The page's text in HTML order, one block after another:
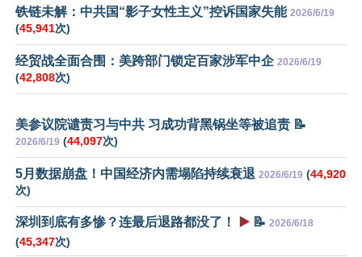
铁链未解：中共国“影子女性主义”控诉国家失能 2026/6/19
(45,941次)
经贸战全面合围：美跨部门锁定百家涉军中企 2026/6/19
(42,808次)
美参议院谴责习与中共 习成功背黑锅坐等被追责 📝
2026/6/19 (44,097次)
5月数据崩盘！中国经济内需塌陷持续衰退 2026/6/19 (44,920
次)
深圳到底有多惨？连最后退路都没了！ ▶️ 📝 2026/6/18
(45,347次)